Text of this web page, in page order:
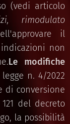
(vedi articolo
rimodulato
il
non
Le modifiche
n. 4/2022
di conversione
del decreto
la possibilità